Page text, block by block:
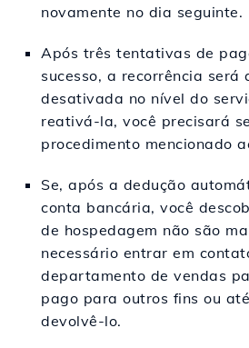
novamente no dia seguinte.
Após três tentativas de
sucesso, a recorrência será
desativada no nível do
reativá-la, você precisará
procedimento mencionado
Se, após a dedução
conta bancária, você
de hospedagem não são
necessário entrar em
departamento de vendas
pago para outros fins ou
devolvê-lo.